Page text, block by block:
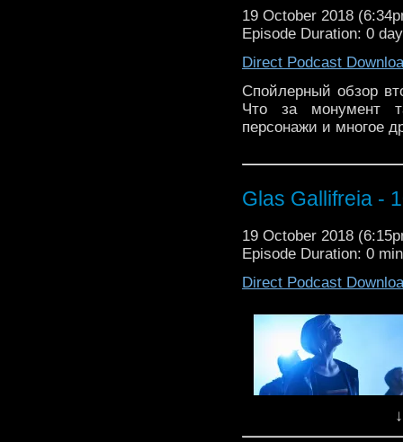
19 October 2018
Episode Duration: 0
Direct Podcast
Спойлерный обзор
Что за монумент
персонажи и многое
Glas Gallifreia -
19 October 2018
Episode Duration: 0
Direct Podcast